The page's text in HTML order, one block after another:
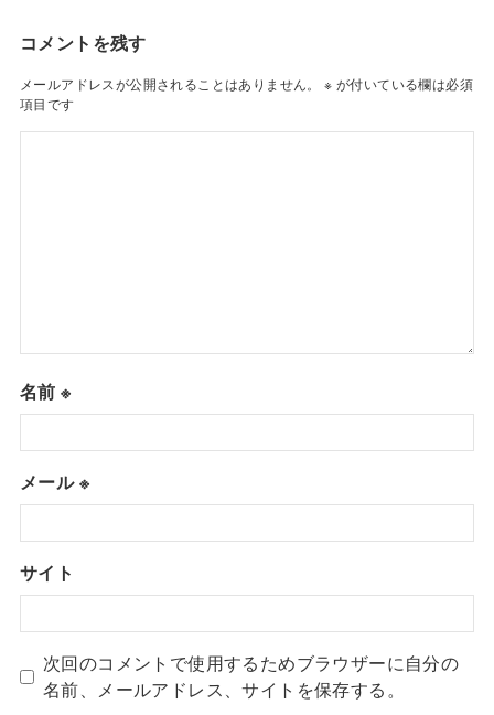
コメントを残す
メールアドレスが公開されることはありません。 ※ が付いている欄は必須
項目です
名前※
メール※
サイト
次回のコメントで使用するためブラウザーに自分の
名前、メールアドレス、サイトを保存する。